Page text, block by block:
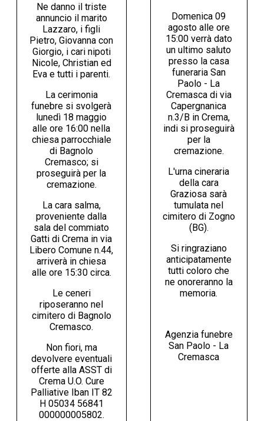
Ne danno il triste
annuncio il marito
Lazzaro, i figli
Pietro, Giovanna con
Giorgio, i cari nipoti
Nicole, Christian ed
Eva e tutti i parenti.
La cerimonia
funebre si svolgerà
lunedì 18 maggio
alle ore 16:00 nella
chiesa parrocchiale
di Bagnolo
Cremasco; si
proseguirà per la
cremazione.
La cara salma,
proveniente dalla
sala del commiato
Gatti di Crema in via
Libero Comune n.44,
arriverà in chiesa
alle ore 15:30 circa.
Le ceneri
riposeranno nel
cimitero di Bagnolo
Cremasco.
Non fiori, ma
devolvere eventuali
offerte alla ASST di
Crema U.O. Cure
Palliative Iban IT 82
H 05034 56841
000000005802.
Domenica 09
agosto alle ore
15:00 verrà dato
un ultimo saluto
presso la casa
funeraria San
Paolo - La
Cremasca di via
Capergnanica
n.3/B in Crema,
indi si proseguirà
per la
cremazione.
L'urna cineraria
della cara
Graziosa sarà
tumulata nel
cimitero di Zogno
(BG).
Si ringraziano
anticipatamente
tutti coloro che
ne onoreranno la
memoria.
Agenzia funebre
San Paolo - La
Cremasca